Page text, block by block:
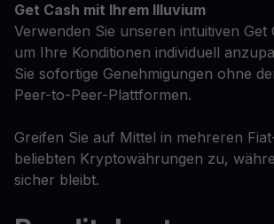
Get Cash mit Ihrem Illuvium
Verwenden Sie unseren intuitiven Get
um Ihre Konditionen individuell
Sie sofortige Genehmigungen ohne
Peer-to-Peer-Plattformen.
Greifen Sie auf Mittel in mehreren
beliebten Kryptowährungen zu,
sicher bleibt.